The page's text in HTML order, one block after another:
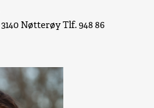
Nøtterøy Tlf. 948 86